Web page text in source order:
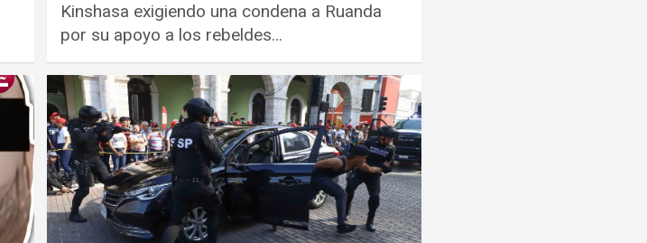
Kinshasa exigiendo una condena a Ruanda
por su apoyo a los rebeldes…